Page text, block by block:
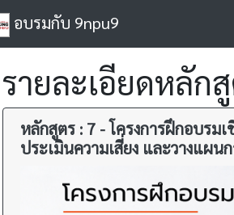
อบรมกับ 9npu9
รายละเอียดหลัก
หลักสูตร : 7 - โครงการฝึกอบร
ประเมินความเสี่ยง และวางแผ